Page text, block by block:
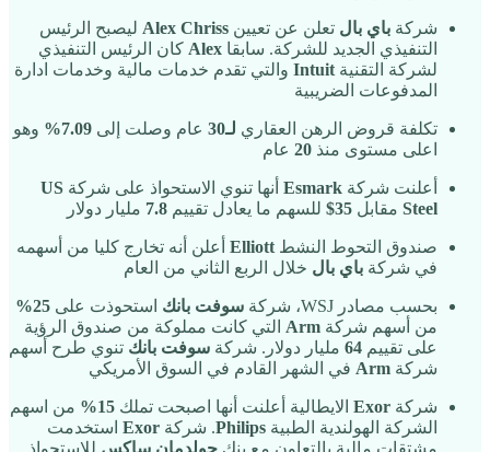
شركة باي بال تعلن عن تعيين Alex Chriss ليصبح الرئيس
التنفيذي الجديد للشركة. سابقا Alex كان الرئيس التنفيذي
لشركة التقنية Intuit والتي تقدم خدمات مالية وخدمات ادارة
المدفوعات الضريبية
تكلفة قروض الرهن العقاري لـ30 عام وصلت إلى 7.09%
وهو
اعلى مستوى منذ 20 عام
أعلنت شركة Esmark أنها تنوي الاستحواذ على شركة US
Steel مقابل 35$ للسهم ما يعادل تقييم 7.8 مليار دولار
صندوق التحوط النشط Elliott أعلن أنه تخارج كليا من أسهمه
في شركة باي بال خلال الربع الثاني من العام
بحسب مصادر WSJ، شركة سوفت بانك استحوذت على 25%
من أسهم شركة Arm التي كانت مملوكة من صندوق الرؤية
على تقييم 64 مليار دولار. شركة سوفت بانك تنوي طرح أسهم
شركة Arm في الشهر القادم في السوق الأمريكي
شركة Exor الايطالية أعلنت أنها اصبحت تملك 15%
من اسهم
الشركة الهولندية الطبية Philips. شركة Exor استخدمت
مشتقات مالية بالتعاون مع بنك جولدمان ساكس للاستحواذ